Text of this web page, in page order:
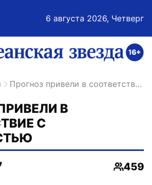
6 августа 2026, Четверг
ссылка на главную
Прогноз привели в соответствие с реальностью
В
С
459